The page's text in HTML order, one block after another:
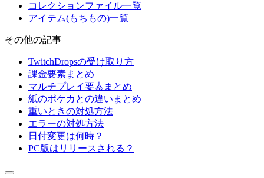
コレクションファイル一覧
アイテム(もちもの)一覧
その他の記事
TwitchDropsの受け取り方
課金要素まとめ
マルチプレイ要素まとめ
紙のポケカとの違いまとめ
重いときの対処方法
エラーの対処方法
日付変更は何時？
PC版はリリースされる？